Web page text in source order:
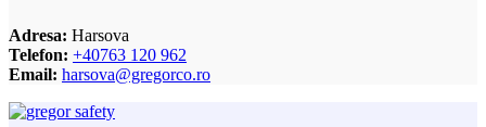
Adresa: Harsova
Telefon: +40763 120 962
Email: harsova@gregorco.ro